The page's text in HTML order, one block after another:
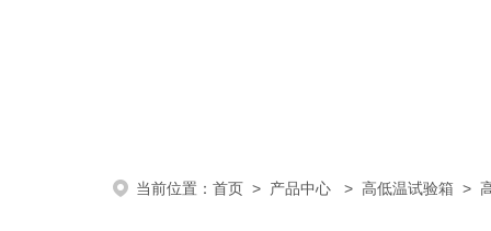
当前位置： 首页 > 产品中心 > 高低温试验箱 >